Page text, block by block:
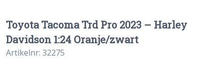
Toyota Tacoma Trd Pro 2023 – Harley
Davidson 1:24 Oranje/zwart
Artikelnr: 32275